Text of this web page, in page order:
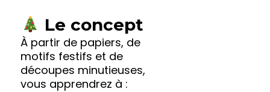
Le concept
À partir de papiers, de
motifs festifs et de
découpes minutieuses,
vous apprendrez à :